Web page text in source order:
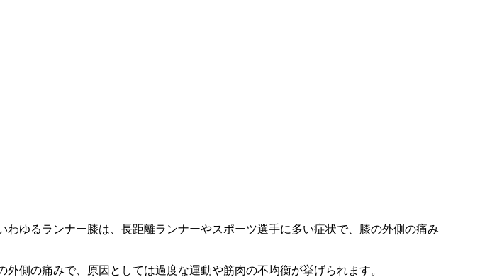
わゆるランナー膝は、長距離ランナーやスポーツ選手に多い症状で、膝の外側の痛み
外側の痛みで、原因としては過度な運動や筋肉の不均衡が挙げられます。